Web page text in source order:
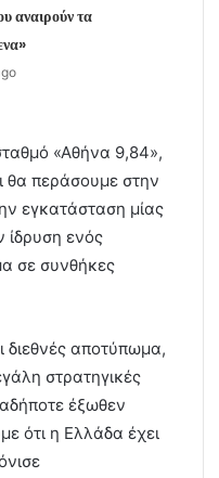
αναιρούν τα
«Αθήνα 9,84»,
θα περάσουμε στην
εγκατάσταση μίας
ίδρυση ενός
σε συνθήκες
διεθνές αποτύπωμα,
στρατηγικές
έξωθεν
ότι η Ελλάδα έχει